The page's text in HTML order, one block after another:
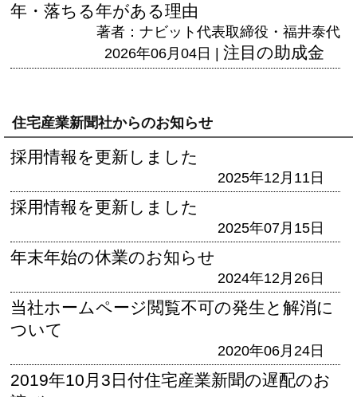
年・落ちる年がある理由
著者：ナビット代表取締役・福井泰代
2026年06月04日 | 注目の助成金
住宅産業新聞社からのお知らせ
採用情報を更新しました
2025年12月11日
採用情報を更新しました
2025年07月15日
年末年始の休業のお知らせ
2024年12月26日
当社ホームページ閲覧不可の発生と解消に
ついて
2020年06月24日
2019年10月3日付住宅産業新聞の遅配のお